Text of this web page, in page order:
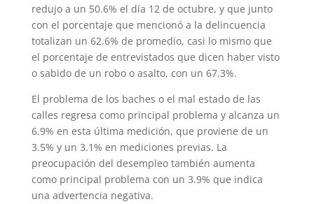
redujo a un 50.6% el día 12 de octubre, y que junto
con el porcentaje que mencionó a la delincuencia
totalizan un 62.6% de promedio, casi lo mismo que
el porcentaje de entrevistados que dicen haber visto
o sabido de un robo o asalto, con un 67.3%.
El problema de los baches o el mal estado de las
calles regresa como principal problema y alcanza un
6.9% en esta última medición, que proviene de un
3.5% y un 3.1% en mediciones previas. La
preocupación del desempleo también aumenta
como principal problema con un 3.9% que indica
una advertencia negativa.